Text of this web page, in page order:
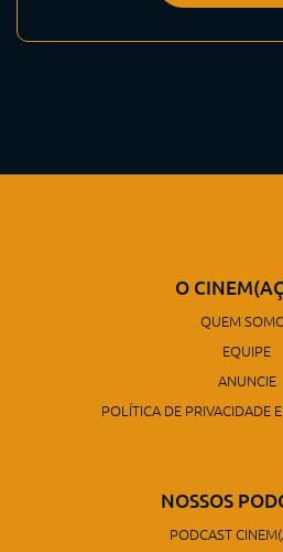
O
QUEM
EQUIPE
ANUNCIE
POLÍTICA DE PRIVACIDADE
NOSSOS
PODCAST